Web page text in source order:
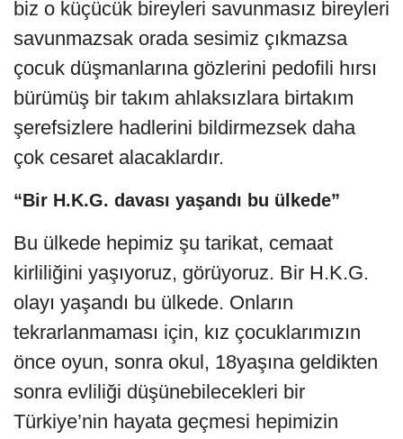
biz o küçücük bireyleri savunmasız bireyleri
savunmazsak orada sesimiz çıkmazsa
çocuk düşmanlarına gözlerini pedofili hırsı
bürümüş bir takım ahlaksızlara birtakım
şerefsizlere hadlerini bildirmezsek daha
çok cesaret alacaklardır.
“Bir H.K.G. davası yaşandı bu ülkede”
Bu ülkede hepimiz şu tarikat, cemaat
kirliliğini yaşıyoruz, görüyoruz. Bir H.K.G.
olayı yaşandı bu ülkede. Onların
tekrarlanmaması için, kız çocuklarımızın
önce oyun, sonra okul, 18yaşına geldikten
sonra evliliği düşünebilecekleri bir
Türkiye’nin hayata geçmesi hepimizin